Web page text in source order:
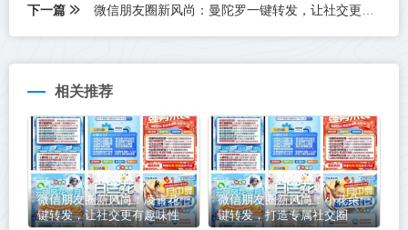
下一篇 微信朋友圈新风尚：曼陀罗一键转发，让社交更加丰富多彩
相关推荐
微信朋友圈新风尚：凌霄花一
键转发，让社交更有趣味性
微信朋友圈新风尚：小花朵一
键转发，打造专属社交圈